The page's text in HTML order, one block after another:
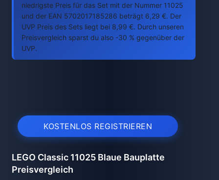
niedrigste Preis für das Set mit der Nummer 11025
und der EAN 5702017185286 beträgt 6,29 €. Der
UVP Preis des Sets liegt bei 8,99 €. Durch unseren
Preisvergleich sparst du also -30 % gegenüber der
UVP.
KOSTENLOS REGISTRIEREN
LEGO Classic 11025 Blaue Bauplatte
Preisvergleich